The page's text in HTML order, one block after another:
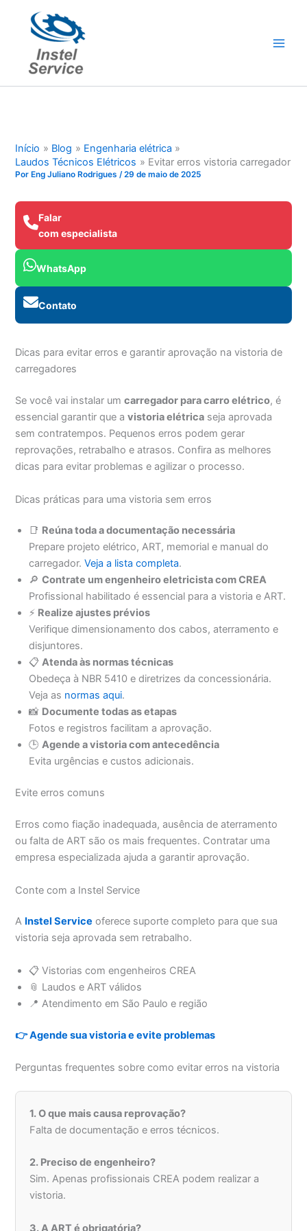
conteúdo
Início Blog
Engenharia elétrica
Laudos Técnicos Elétricos
Evitar erros vistoria carregador
Por Eng Juliano Rodrigues/29 de maio de 2025
Falar
com especialista
WhatsApp
Contato
Dicas para evitar erros e garantir aprovação na vistoria de
carregadores
Se você vai instalar umcarregador para carro elétrico, é
essencial garantir que avistoria elétrica seja aprovada
sem contratempos. Pequenos erros podem gerar
reprovações, retrabalho e atrasos. Confira as melhores
dicas para evitar problemas e agilizar o processo.
Dicas práticas para uma vistoria sem erros
📑 Reúna toda a documentação necessária
Prepare projeto elétrico, ART, memorial e manual do
carregador.Veja a lista completa.
🔎Contrate um engenheiro eletricista com CREA
Profissional habilitado é essencial para a vistoria e ART.
⚡ Realize ajustes prévios
Verifique dimensionamento dos cabos, aterramento e
disjuntores.
📋Atenda às normas técnicas
Obedeça à NBR 5410 e diretrizes da concessionária.
Veja as normas aqui.
📸 Documente todas as etapas
Fotos e registros facilitam a aprovação.
🕒Agende a vistoria com antecedência
Evita urgências e custos adicionais.
Evite erros comuns
Erros como fiação inadequada, ausência de aterramento
ou falta de ART são os mais frequentes. Contratar uma
empresa especializada ajuda a garantir aprovação.
Conte com a Instel Service
A Instel Service oferece suporte completo para que sua
vistoria seja aprovada sem retrabalho.
📋 Vistorias com engenheiros CREA
📎 Laudos e ART válidos
📍 Atendimento em São Paulo e região
👉 Agende sua vistoria e evite problemas
Perguntas frequentes sobre como evitar erros na vistoria
1. O que mais causa reprovação?
Falta de documentação e erros técnicos.
2. Preciso de engenheiro?
Sim. Apenas profissionais CREA podem realizar a
vistoria.
3. A ART é obrigatória?